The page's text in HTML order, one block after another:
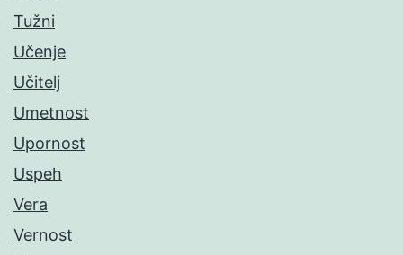
Tužni
Učenje
Učitelj
Umetnost
Upornost
Uspeh
Vera
Vernost